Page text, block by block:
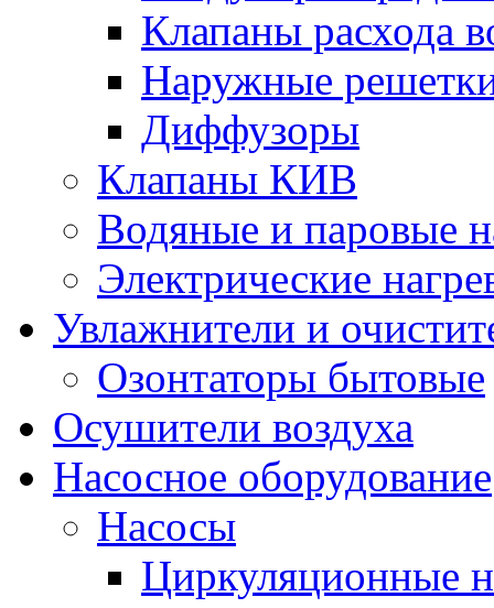
Клапаны расхода
Наружные
Диффузоры
Клапаны КИВ
Водяные и паровые
Электрические
Увлажнители и
Озонтаторы бытовые
Осушители воздуха
Насосное оборудование
Насосы
Циркуляционные